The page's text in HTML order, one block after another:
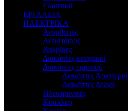
Ελαστικά
ΕΡΓΑΛΕΙΑ
ΗΛΕΚΤΡΙΚΑ
Ανορθωτές
Αντιστάσεις
Βαλβίδες
Διακόπτες κεντρικοί
Διακόπτες τιμονιού
Διακόπτες Αριστεροί
Διακόπτες Δεξιοί
Ηλεκτρονικές
Κόμπλερ